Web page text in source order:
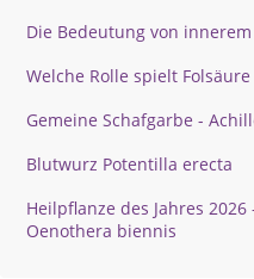
Die Bedeutung von
Welche Rolle spielt
Gemeine Schafgarbe -
Blutwurz Potentilla erecta
Heilpflanze des Jahres
Oenothera biennis